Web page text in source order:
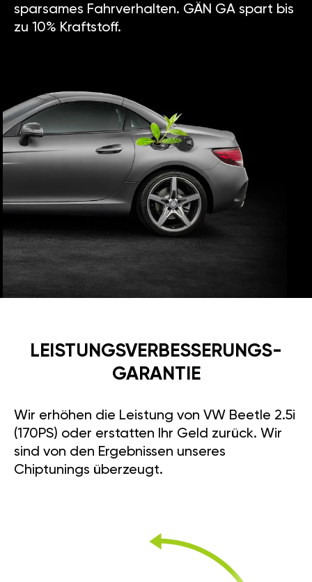
sparsames Fahrverhalten. GÄN GA spart bis
zu 10% Kraftstoff.
LEISTUNGSVERBESSE­RUNGS­
GARANTIE
Wir erhöhen die Leistung von VW Beetle 2.5i
(170PS) oder erstatten Ihr Geld zurück. Wir
sind von den Ergebnissen unseres
Chiptunings überzeugt.